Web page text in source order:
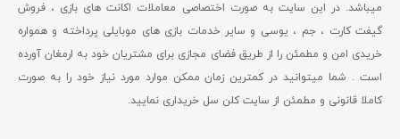
میباشد. در این سایت به صورت اختصاصی معاملات اکانت های بازی ، فروش
گیفت کارت ، جم ، یوسی و سایر خدمات بازی های موبایلی پرداخته و همواره
خریدی امن و مطمئن را از طریق فضای مجازی برای مشتریان خود به ارمغان آورده
است . شما میتوانید در کمترین زمان ممکن موارد مورد نیاز خود را به صورت
کاملا قانونی و مطمئن از سایت کلن سل خریداری نمایید.